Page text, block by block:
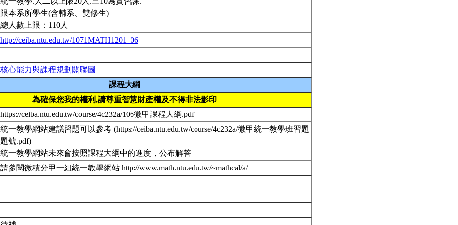
限本系所學生(含輔系、雙修生)
總人數上限：110人
http://ceiba.ntu.edu.tw/1071MATH1201_06
核心能力與課程規劃關聯圖
課程大綱
為確保您我的權利,請尊重智慧財產權及不得非法影印
https://ceiba.ntu.edu.tw/course/4c232a/106微甲課程大綱.pdf
統一教學網站建議習題可以參考 (https://ceiba.ntu.edu.tw/course/4c232a/微甲統一教學班習題
題號.pdf)
統一教學網站未來會按照課程大綱中的進度，公布解答
請參閱微積分甲一組統一教學網站 http://www.math.ntu.edu.tw/~mathcal/a/